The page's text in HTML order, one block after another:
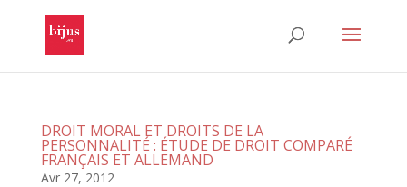
DROIT MORAL ET DROITS DE LA
PERSONNALITÉ : ÉTUDE DE DROIT COMPARÉ
FRANÇAIS ET ALLEMAND
Avr 27, 2012